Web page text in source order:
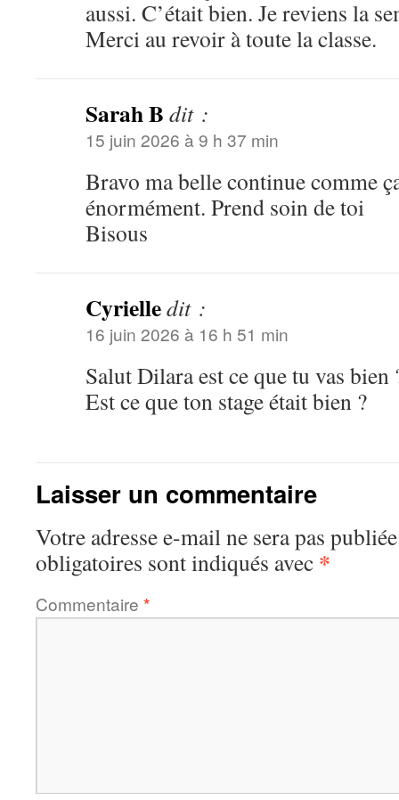
aussi. C’était bien. Je reviens la
Merci au revoir à toute la classe.
Sarah B dit :
15 juin 2026 à 9 h 37 min
Bravo ma belle continue comme
énormément. Prend soin de toi
Bisous
Cyrielledit :
16 juin 2026 à 16 h 51 min
Salut Dilara est ce que tu vas bien
Est ce que ton stage était bien ?
Laisser un commentaire
Votre adresse e-mail ne sera pas
obligatoires sont indiqués avec *
Commentaire *